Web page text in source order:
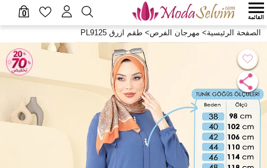
0 القائمة
الصفحة الرئيسية> مهرجان الفرص> طقم ازرق PL9125